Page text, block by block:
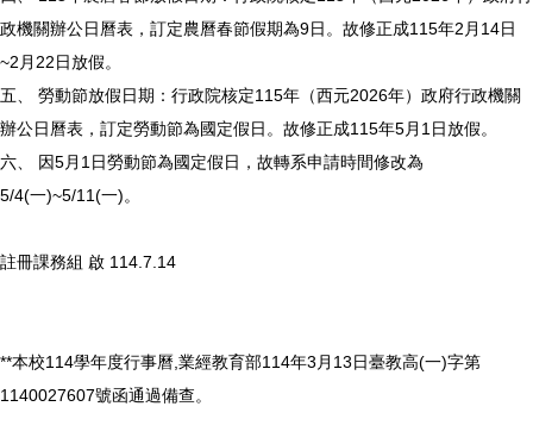
政機關辦公日曆表，訂定農曆春節假期為9日。故修正成115年2月14日
~2月22日放假。
五、 勞動節放假日期：行政院核定115年（西元2026年）政府行政機關
辦公日曆表，訂定勞動節為國定假日。故修正成115年5月1日放假。
六、 因5月1日勞動節為國定假日，故轉系申請時間修改為
5/4(一)~5/11(一)。
註冊課務組 啟 114.7.14
**本校114學年度行事曆,業經教育部114年3月13日臺教高(一)字第
1140027607號函通過備查。